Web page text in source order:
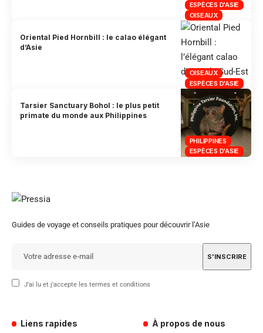
ESPÈCES D'ASIE
OISEAUX
OISEAUX
ESPÈCES D'ASIE
Oriental Pied Hornbill : le calao élégant
d’Asie
PHILIPPINES
ESPÈCES D'ASIE
Tarsier Sanctuary Bohol : le plus petit
primate du monde aux Philippines
Guides de voyage et conseils pratiques pour découvrir l’Asie
J'ai lu et j'accepte les termes et conditions
Liens rapides À propos de nous